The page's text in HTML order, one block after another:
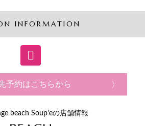
INFORMATION
予約はこちらから
beach Soup'eの店舗情報